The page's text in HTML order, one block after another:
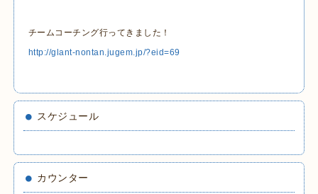
チームコーチング行ってきました！
http://glant-nontan.jugem.jp/?eid=69
スケジュール
カウンター